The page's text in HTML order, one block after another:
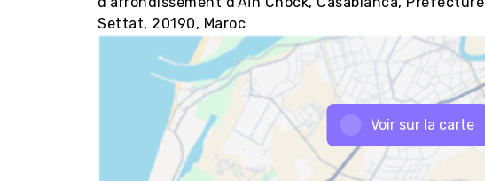
Settat, 20190, Maroc
Voir sur la carte